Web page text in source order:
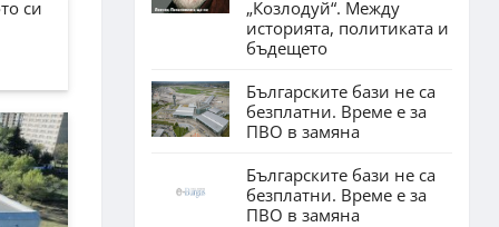
си
„Козлодуй“. Между
историята, политиката и
бъдещето
Българските бази не са
безплатни. Време е за
ПВО в замяна
Българските бази не са
безплатни. Време е за
ПВО в замяна